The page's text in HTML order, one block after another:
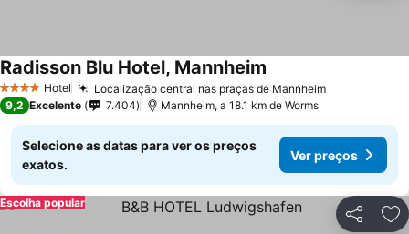
4 EstrelasHotel Localização central nas praças de Mannheim
Radisson Blu Hotel, Mannheim
9,2 Excelente 7.404 Mannheim, a 18.1 km de Worms
Selecione as datas para ver os preços
exatos.
Ver preços
Partilhar
Escolha popular